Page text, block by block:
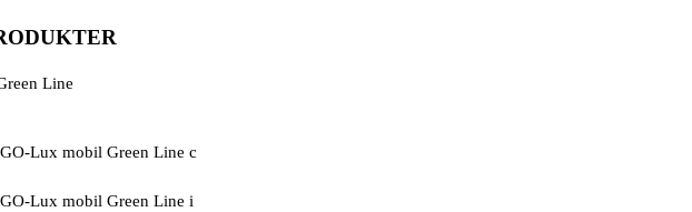
Line
Lux mobil Green Line c
Lux mobil Green Line i